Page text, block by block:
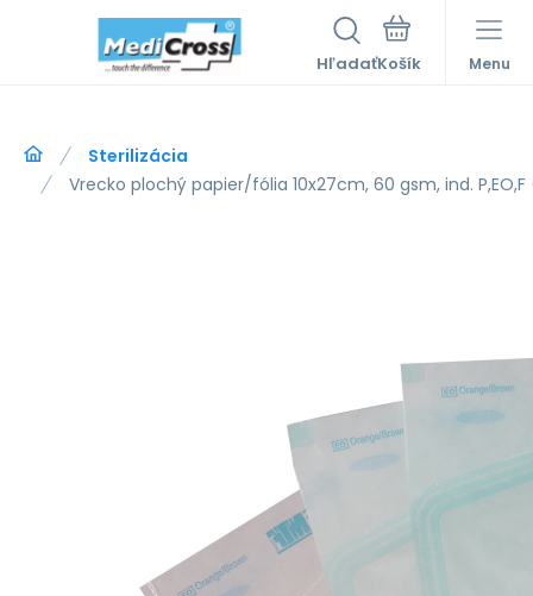
Hľadať Menu
Sterilizácia
Vrecko plochý papier/fólia 10x27cm, 60 gsm, ind. P,EO,F